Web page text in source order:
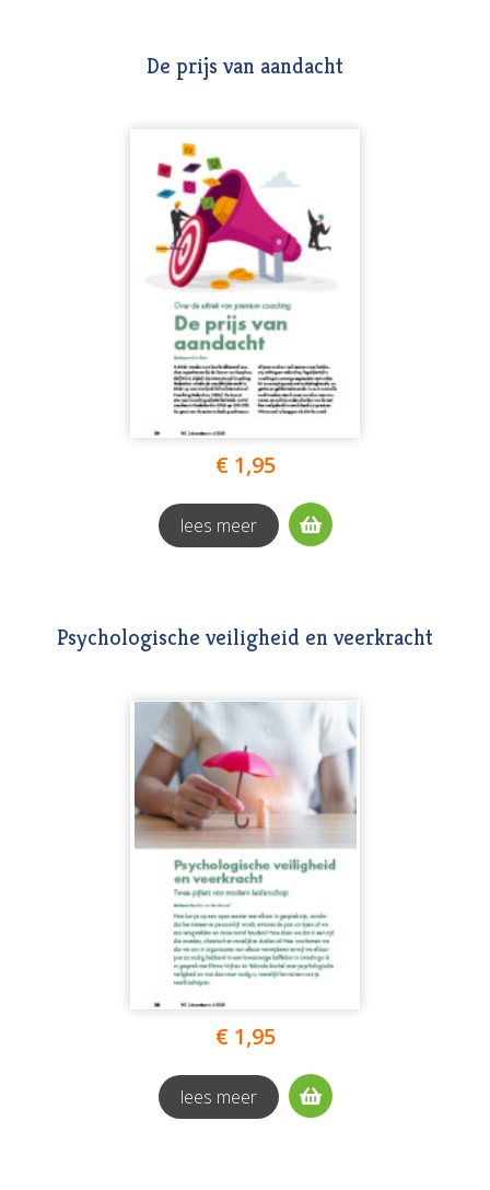
De prijs van aandacht
€ 1,95
lees meer
Psychologische veiligheid en veerkracht
€ 1,95
lees meer